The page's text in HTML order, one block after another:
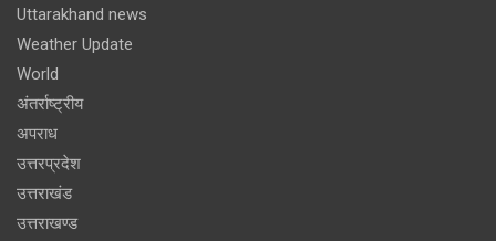
Uttarakhand news
Weather Update
World
अंतर्राष्ट्रीय
अपराध
उत्तरप्रदेश
उत्तराखंड
उत्तराखण्ड